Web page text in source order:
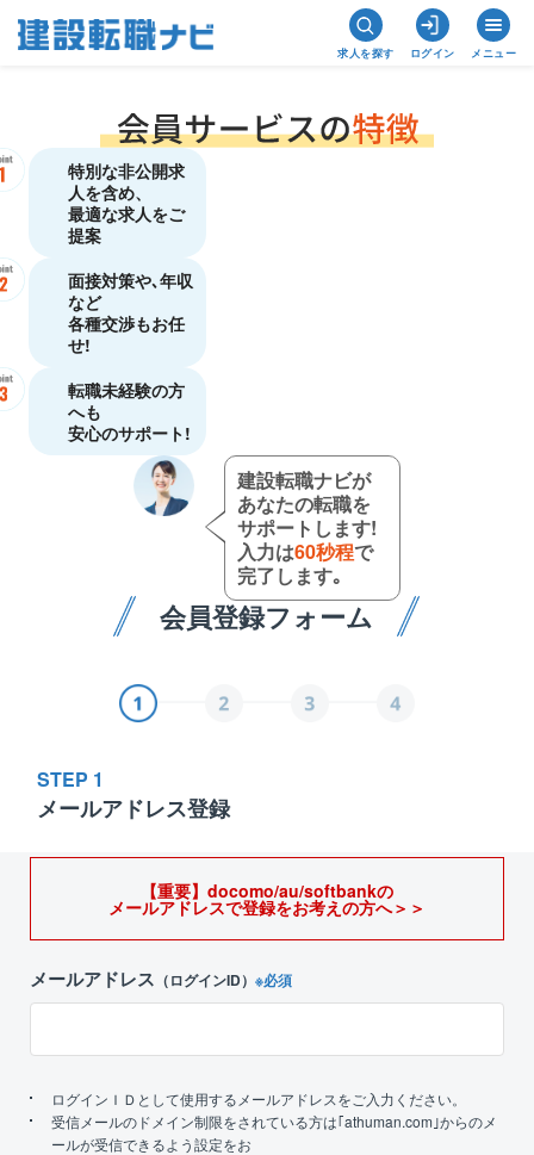
求人を探す ログイン メニュー
特別な非公開求
人を含め、
最適な求人をご
提案
面接対策や､年収
など
各種交渉もお任
せ!
転職未経験の方
へも
安心のサポート!
建設転職ナビが
あなたの転職を
サポートします!
入力は60秒程で
完了します｡
会員登録フォーム
STEP 1
メールアドレス登録
【重要】docomo/au/softbankの
メールアドレスで登録をお考えの方へ＞＞
メールアドレス （ログインID） ※必須
ログインＩＤとして使用するメールアドレスをご入力ください。
受信メールのドメイン制限をされている方は｢athuman.com｣からのメ
ールが受信できるよう設定をお